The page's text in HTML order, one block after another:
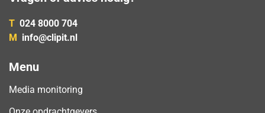
T 024 8000 704
M info@clipit.nl
Menu
Media monitoring